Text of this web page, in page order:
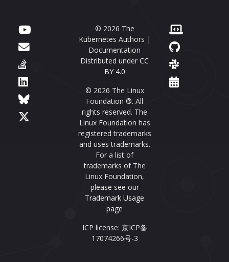
© 2026 The
Kubernetes Authors |
Documentation
Distributed under CC
BY 4.0
© 2026 The Linux
Foundation ®. All
rights reserved. The
Linux Foundation has
registered trademarks
and uses trademarks.
For a list of
trademarks of The
Linux Foundation,
please see our
Trademark Usage
page
ICP license: 京ICP备
17074266号-3